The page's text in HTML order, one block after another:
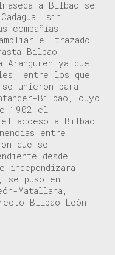
a Bilbao se
sin
compañías
el trazado
Bilbao .
ya que
entre los que
se unieron para
Bilbao , cuyo
1902 el
el acceso a Bilbao.
entre
que se
desde
independizara
se puso en
Matallana,
Bilbao-León.